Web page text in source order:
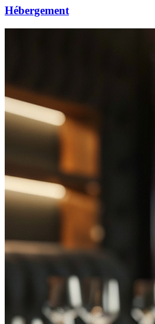
Hébergement